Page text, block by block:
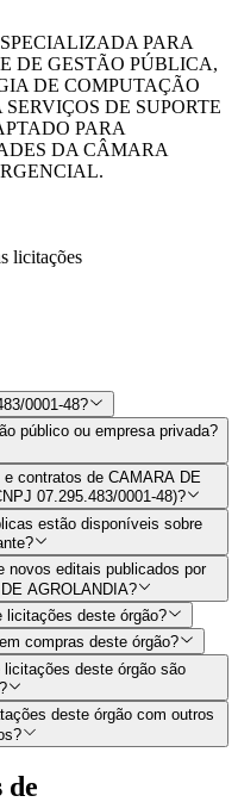
PARA
DE GESTÃO PÚBLICA,
DE COMPUTAÇÃO
DE SUPORTE
PARA
DA CÂMARA
licitações
0001-48?
público ou empresa privada?
contratos de CAMARA DE
07.295.483/0001-48)?
estão disponíveis sobre
novos editais publicados por
AGROLANDIA?
licitações deste órgão?
compras deste órgão?
deste órgão são
deste órgão com outros
de